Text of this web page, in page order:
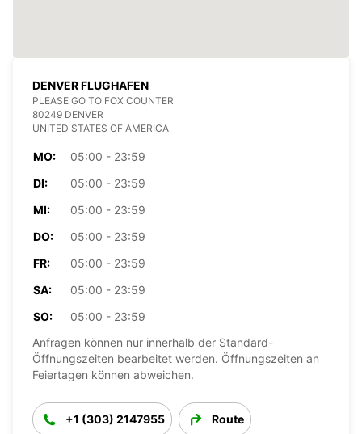
DENVER FLUGHAFEN
PLEASE GO TO FOX COUNTER
80249 DENVER
UNITED STATES OF AMERICA
MO:
05:00 - 23:59
DI:
05:00 - 23:59
MI:
05:00 - 23:59
DO:
05:00 - 23:59
FR:
05:00 - 23:59
SA:
05:00 - 23:59
SO:
05:00 - 23:59
Anfragen können nur innerhalb der Standard-
Öffnungszeiten bearbeitet werden. Öffnungszeiten an
Feiertagen können abweichen.
+1 (303) 2147955 Route